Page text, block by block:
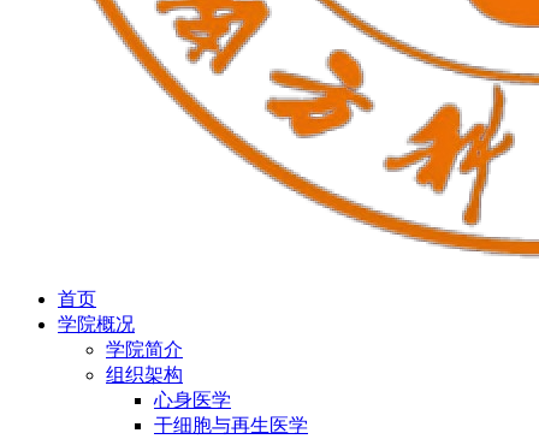
首页
学院概况
学院简介
组织架构
心身医学
干细胞与再生医学